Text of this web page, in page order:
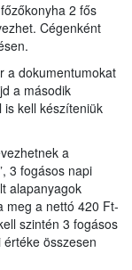
2 fős
Cégenként
a dokumentumokat
a második
kell készíteniük
a
3 fogásos napi
alapanyagok
meg a nettó 420 Ft-
szintén 3 fogásos
összesen